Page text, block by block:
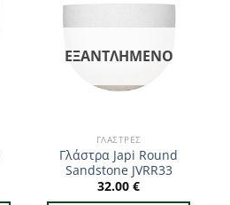
ΕΞΑΝΤΛΗΜΈΝΟ
ΓΛΆΣΤΡΕΣ
Γλάστρα Japi Round
Sandstone JVRR33
32.00€